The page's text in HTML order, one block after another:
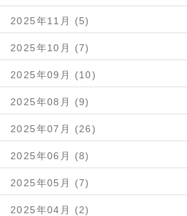
2025年11月 (5)
2025年10月 (7)
2025年09月 (10)
2025年08月 (9)
2025年07月 (26)
2025年06月 (8)
2025年05月 (7)
2025年04月 (2)